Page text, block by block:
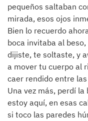
pequeños saltaban
mirada, esos ojos
Bien lo recuerdo
boca invitaba al
dijiste, te soltaste, y
a mover tu cuerpo al
caer rendido entre
Una vez más, perdí
estoy aquí, en esas
si toco las paredes